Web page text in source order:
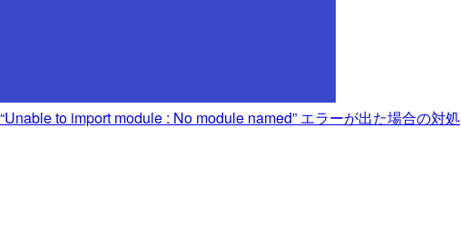
to import module : No module named” エラーが出た場合の対処